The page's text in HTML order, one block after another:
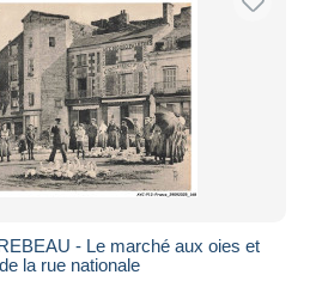
- Le marché aux oies et
la rue nationale